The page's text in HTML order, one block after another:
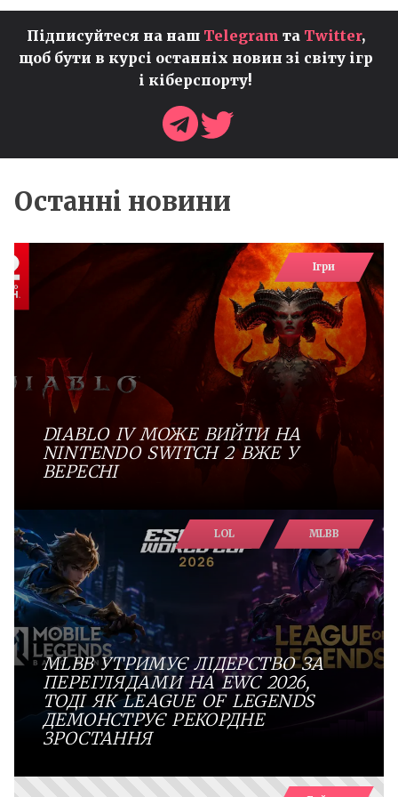
Підписуйтеся на наш Telegram та Twitter,
щоб бути в курсі останніх новин зі світу ігр
і кіберспорту!
Останні новини
Ігри
DIABLO IV МОЖЕ ВИЙТИ НА
NINTENDO SWITCH 2 ВЖЕ У
ВЕРЕСНІ
LOL MLBB
MLBB УТРИМУЄ ЛІДЕРСТВО ЗА
ПЕРЕГЛЯДАМИ НА EWC 2026,
ТОДІ ЯК LEAGUE OF LEGENDS
ДЕМОНСТРУЄ РЕКОРДНЕ
ЗРОСТАННЯ